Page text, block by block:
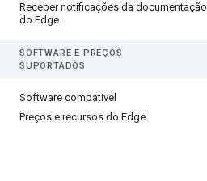
Receber notificações da documentação
do Edge
SOFTWARE E PREÇOS
SUPORTADOS
Software compatível
Preços e recursos do Edge